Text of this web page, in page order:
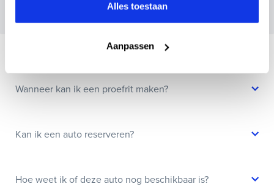
Alles toestaan
Aanpassen
Wanneer kan ik een proefrit maken?
Kan ik een auto reserveren?
Hoe weet ik of deze auto nog beschikbaar is?